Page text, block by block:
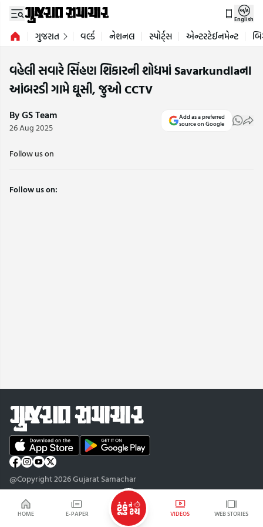
HOME E-PAPER VIDEOS WEB STORIES
English
ગુજરાત વર્લ્ડ નેશનલ સ્પોર્ટ્સ એન્ટરટેઈનમેન્ટ
વહેલી સવારે સિંહણ શિકારની શોધમાં Savarkundlaના
આંબરડી ગામે ઘૂસી, જુઓ CCTV
By GS Team
26 Aug 2025
Add as a preferred
source on Google
Follow us on
Follow us on:
@Copyright 2026 Gujarat Samachar